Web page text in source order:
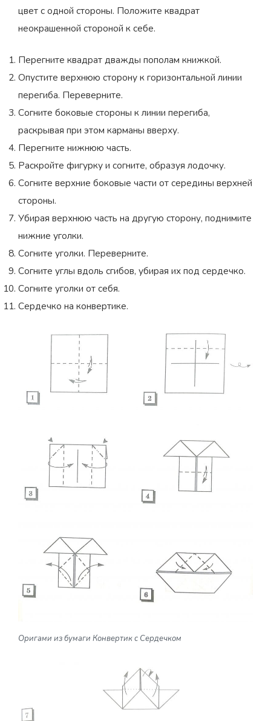
цвет с одной стороны. Положите квадрат
неокрашенной стороной к себе.
Перегните квадрат дважды пополам книжкой.
Опустите верхнюю сторону к горизонтальной линии
перегиба. Переверните.
Согните боковые стороны к линии перегиба,
раскрывая при этом карманы вверху.
Перегните нижнюю часть.
Раскройте фигурку и согните, образуя лодочку.
Согните верхние боковые части от середины верхней
стороны.
Убирая верхнюю часть на другую сторону, поднимите
нижние уголки.
Согните уголки. Переверните.
Согните углы вдоль сгибов, убирая их под сердечко.
Согните уголки от себя.
Сердечко на конвертике.
Оригами из бумаги Конвертик с Сердечком